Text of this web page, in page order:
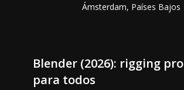
Ámsterdam, Países Bajos
Blender (2026): rigging
para todos